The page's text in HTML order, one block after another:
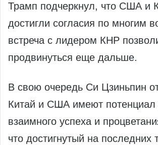
Трамп подчеркнул, что США и
достигли согласия по многим
встреча с лидером КНР
продвинуться еще дальше.
В свою очередь Си Цзиньпин
Китай и США имеют потенциал
взаимного успеха и
что достигнутый на последних